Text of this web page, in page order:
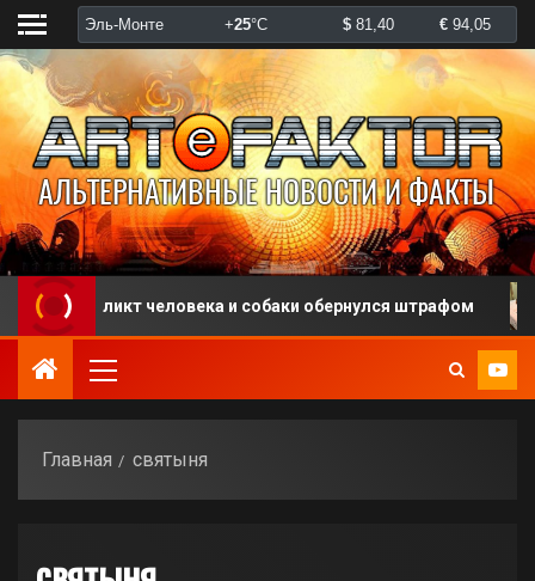
Конфликт человека и собаки обернулся штрафом
Главная святыня